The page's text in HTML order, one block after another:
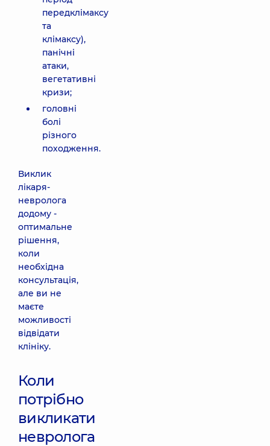
передклімаксу
та
клімаксу),
панічні
атаки,
вегетативні
кризи;
головні
болі
різного
походження.
Виклик
лікаря-
невролога
додому -
оптимальне
рішення,
коли
необхідна
консультація,
але ви не
маєте
можливості
відвідати
клініку.
Коли
потрібно
викликати
невролога